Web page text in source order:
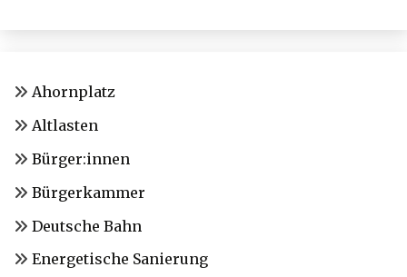
Ahornplatz
Altlasten
Bürger:innen
Bürgerkammer
Deutsche Bahn
Energetische Sanierung